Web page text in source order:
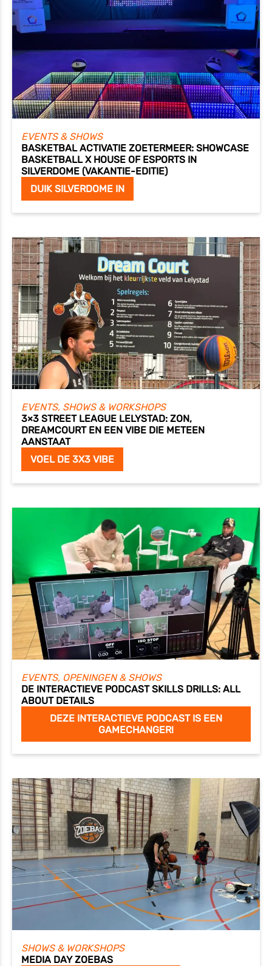
EVENTS & SHOWS
BASKETBAL ACTIVATIE ZOETERMEER: SHOWCASE
BASKETBALL X HOUSE OF ESPORTS IN
SILVERDOME (VAKANTIE-EDITIE)
DUIK SILVERDOME IN
EVENTS, SHOWS & WORKSHOPS
3×3 STREET LEAGUE LELYSTAD: ZON,
DREAMCOURT EN EEN VIBE DIE METEEN
AANSTAAT
VOEL DE 3X3 VIBE
EVENTS, OPENINGEN & SHOWS
DE INTERACTIEVE PODCAST SKILLS DRILLS: ALL
ABOUT DETAILS
DEZE INTERACTIEVE PODCAST IS EEN
GAMECHANGER!
SHOWS & WORKSHOPS
MEDIA DAY ZOEBAS